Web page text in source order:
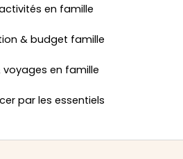
en famille
& budget famille
voyages en famille
par les essentiels